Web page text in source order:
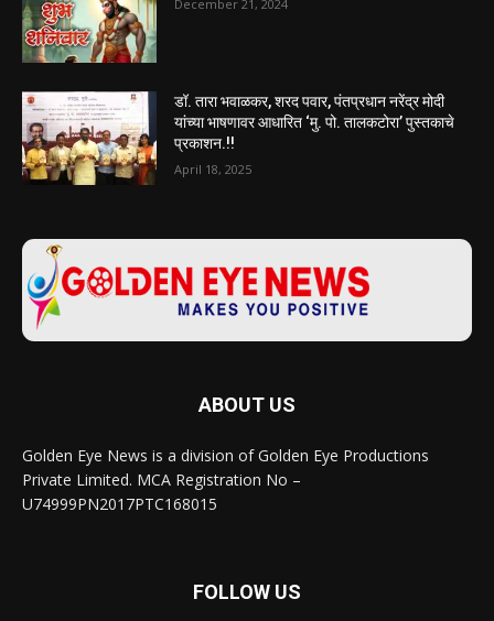
December 21, 2024
डॉ. तारा भवाळकर, शरद पवार, पंतप्रधान नरेंद्र मोदी
यांच्या भाषणावर आधारित ‌‘मु. पो. तालकटोरा‌’ पुस्तकाचे
प्रकाशन.!!
April 18, 2025
ABOUT US
Golden Eye News is a division of Golden Eye Productions
Private Limited. MCA Registration No –
U74999PN2017PTC168015
FOLLOW US